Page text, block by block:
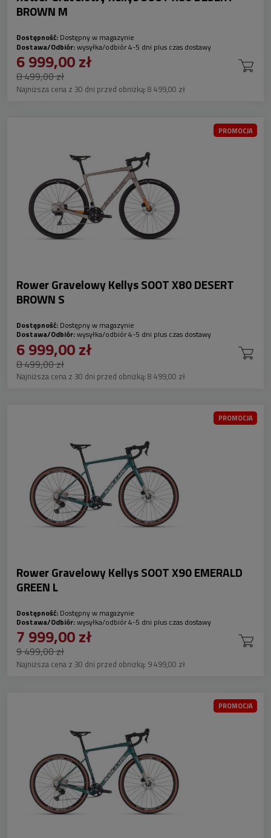
BROWN M
Dostępność: Dostępny w magazynie
Dostawa/Odbiór:wysyłka/odbiór 4-5 dni plus czas dostawy
6 999,00 zł
8 499,00 zł
Najniższa cena z 30 dni przed obniżką: 8 499,00 zł
Rower Gravelowy Kellys SOOT X80 DESERT
BROWN S
Dostępność: Dostępny w magazynie
Dostawa/Odbiór:wysyłka/odbiór 4-5 dni plus czas dostawy
6 999,00 zł
8 499,00 zł
Najniższa cena z 30 dni przed obniżką: 8 499,00 zł
PROMOCJA
Rower Gravelowy Kellys SOOT X90 EMERALD
GREEN L
Dostępność: Dostępny w magazynie
Dostawa/Odbiór:wysyłka/odbiór 4-5 dni plus czas dostawy
7 999,00 zł
9 499,00 zł
Najniższa cena z 30 dni przed obniżką: 9 499,00 zł
PROMOCJA
PROMOCJA